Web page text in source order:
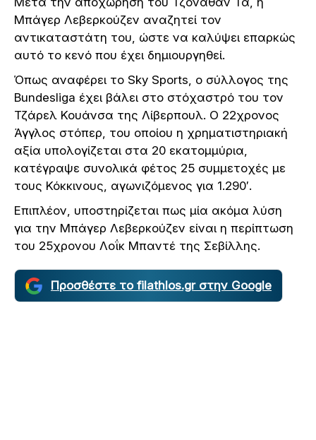
Μπάγερ Λεβερκούζεν αναζητεί τον
αντικαταστάτη του, ώστε να καλύψει επαρκώς
αυτό το κενό που έχει δημιουργηθεί.
Όπως αναφέρει το Sky Sports, ο σύλλογος της
Bundesliga έχει βάλει στο στόχαστρό του τον
Τζάρελ Κουάνσα της Λίβερπουλ. O 22χρονος
Άγγλος στόπερ, του οποίου η χρηματιστηριακή
αξία υπολογίζεται στα 20 εκατομμύρια,
κατέγραψε συνολικά φέτος 25 συμμετοχές με
τους Κόκκινους, αγωνιζόμενος για 1.290′.
Επιπλέον, υποστηρίζεται πως μία ακόμα λύση
για την Μπάγερ Λεβερκούζεν είναι η περίπτωση
του 25χρονου Λοΐκ Μπαντέ της Σεβίλλης.
Προσθέστε το filathlos.gr στην Google